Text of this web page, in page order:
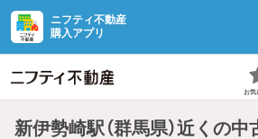
ニフティ不動産
購入アプリ
お気
新伊勢崎駅（群馬県）近くの